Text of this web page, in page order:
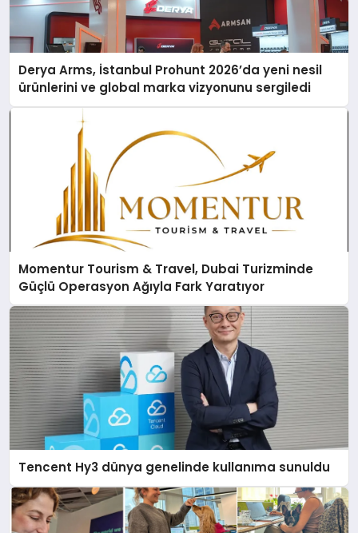
Derya Arms, İstanbul Prohunt 2026’da yeni nesil
ürünlerini ve global marka vizyonunu sergiledi
Momentur Tourism & Travel, Dubai Turizminde
Güçlü Operasyon Ağıyla Fark Yaratıyor
Tencent Hy3 dünya genelinde kullanıma sunuldu